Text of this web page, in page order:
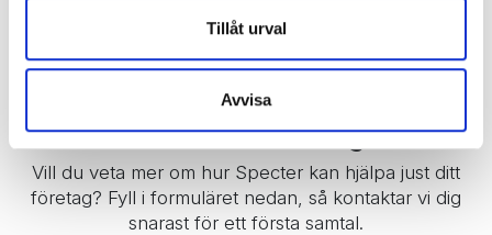
Tillåt urval
Avvisa
Kontakta oss för ett trevligt samtal
Vill du veta mer om hur Specter kan hjälpa just ditt
företag? Fyll i formuläret nedan, så kontaktar vi dig
snarast för ett första samtal.